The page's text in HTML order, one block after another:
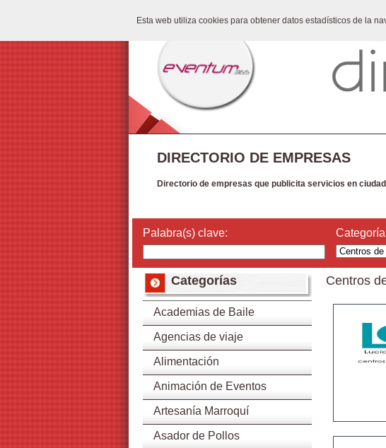
Esta web utiliza cookies para obtener datos estadísticos de la
DIRECTORIO DE EMPRESAS
Directorio de empresas que publicita servicios en
Palabra(s) clave:
Categorías
Academias de Baile
Agencias de viaje
Alimentación
Animación de Eventos
Artesanía Marroquí
Asador de Pollos
Centros